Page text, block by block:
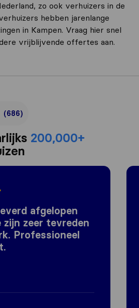
zo ook verhuizers in de
hebben jarenlange
in Kampen. Vraag hier snel
vrijblijvende offertes aan.
(686)
200,000+
afgelopen
zijn zeer tevreden
Professioneel